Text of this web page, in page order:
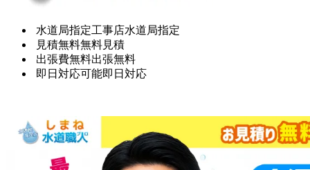
水道局指定工事店水道局指定
見積無料無料見積
出張費無料出張無料
即日対応可能即日対応